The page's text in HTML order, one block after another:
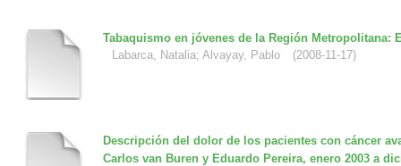
Tabaquismo en jóvenes de la Región Metropolitana:
Labarca, Natalia; Alvayay, Pablo (2008-11-17)
Descripción del dolor de los pacientes con cáncer
Carlos van Buren y Eduardo Pereira, enero 2003 a